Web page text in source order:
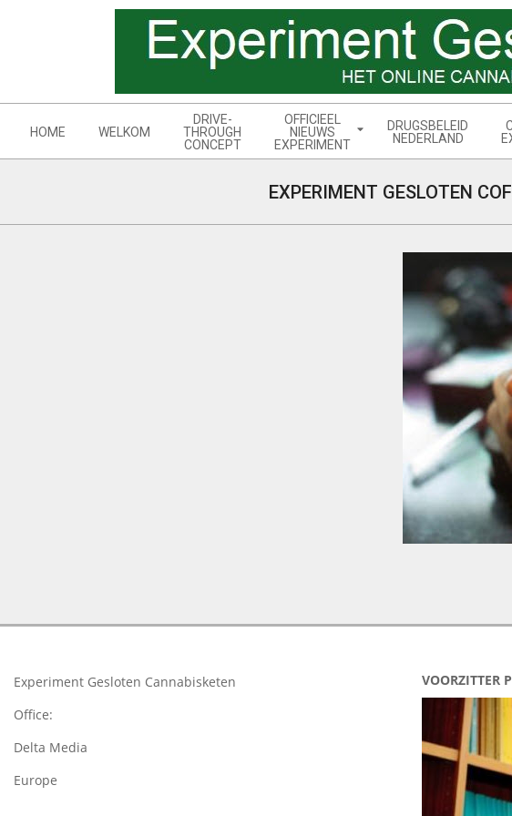
Menu
HOME WELKOM
DRIVE-
THROUGH
CONCEPT
OFFICIEEL
NIEUWS
EXPERIMENT
DRUGSBELEID
NEDERLAND
EXPERIMENT GESLOTEN
03-
Experiment Gesloten Cannabisketen
Office:
Delta Media
Europe
VOORZITTER